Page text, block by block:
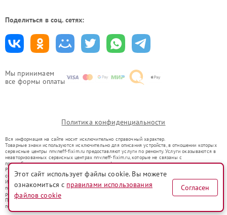
Мы принимаем
все формы оплаты
Поделиться в соц. сетях:
Политика конфиденциальности
Вся информация на сайте носит исключительно справочный характер.
Товарные знаки используются исключительно для описания устройств, в отношении которых
сервисные центры nnv.neff-fixim.ru предоставляют услуги по ремонту. Услуги оказываются в
неавторизованных сервисных центрах nnv.neff-fixim.ru, которые не связаны с
правообладателями товарных знаков или их официальными представителями.
Ремонт осуществляется для устройств, уже введенных в гражданский оборот в соответствии
со статьей 1487 ГК РФ.
Использование товарных знаков не преследует цели индивидуализации услуг или введения
потребителей в заблуждение, а служит для информирования о предоставляемых услугах по
ремонту техники указанных брендов.
Представленная на сайте информация не является публичной офертой, определяемой
положениями Статьи 437(2) Гражданского кодекса РФ
Этот сайт использует файлы cookie. Вы можете
ознакомиться с правилами использования
файлов cookie
Согласен